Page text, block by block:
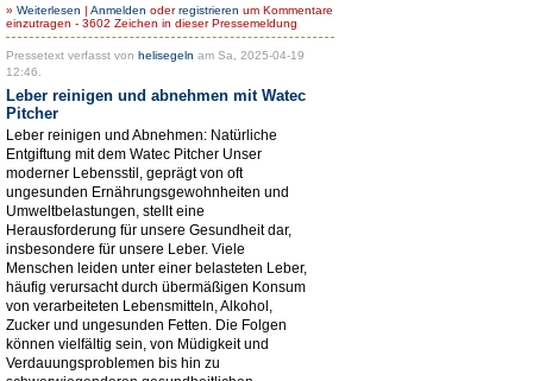
» Weiterlesen | Anmelden oderregistrieren um Kommentare
einzutragen - 3602 Zeichen in dieser Pressemeldung
Pressetext verfasst von helisegeln am Sa, 2025-04-19
12:46.
Leber reinigen und abnehmen mit Watec
Pitcher
Leber reinigen und Abnehmen: Natürliche
Entgiftung mit dem Watec Pitcher Unser
moderner Lebensstil, geprägt von oft
ungesunden Ernährungsgewohnheiten und
Umweltbelastungen, stellt eine
Herausforderung für unsere Gesundheit dar,
insbesondere für unsere Leber. Viele
Menschen leiden unter einer belasteten Leber,
häufig verursacht durch übermäßigen Konsum
von verarbeiteten Lebensmitteln, Alkohol,
Zucker und ungesunden Fetten. Die Folgen
können vielfältig sein, von Müdigkeit und
Verdauungsproblemen bis hin zu